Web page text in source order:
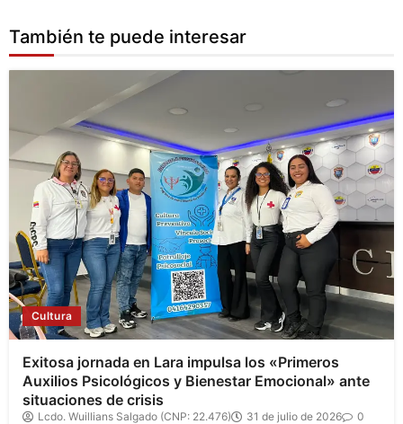
También te puede interesar
Cultura
Exitosa jornada en Lara impulsa los «Primeros
Auxilios Psicológicos y Bienestar Emocional» ante
situaciones de crisis
Lcdo. Wuillians Salgado (CNP: 22.476) 31 de julio de 2026 0